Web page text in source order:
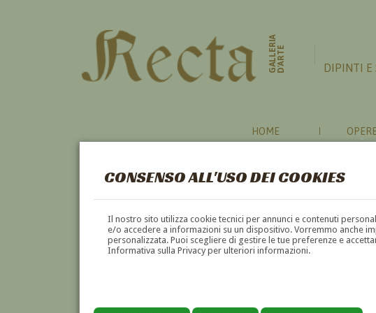
CONSENSO ALL'USO DEI COOKIES
Il nostro sito utilizza cookie tecnici per annunci e contenuti
e/o accedere a informazioni su un dispositivo. Vorremmo anche
personalizzata. Puoi scegliere di gestire le tue preferenze e
Informativa sulla Privacy per ulteriori informazioni.
GALLERIAD'ARTE DIPINTI E
HOME
UCRAINA
A B C D E F G H I